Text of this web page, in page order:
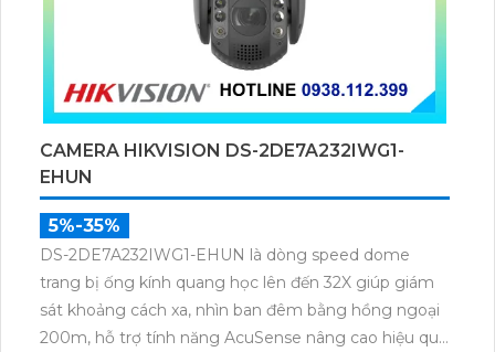
CAMERA HIKVISION DS-2DE7A232IWG1-
EHUN
5%-35%
DS-2DE7A232IWG1-EHUN là dòng speed dome
trang bị ống kính quang học lên đến 32X giúp giám
sát khoảng cách xa, nhìn ban đêm bằng hồng ngoại
200m, hỗ trợ tính năng AcuSense nâng cao hiệu quả